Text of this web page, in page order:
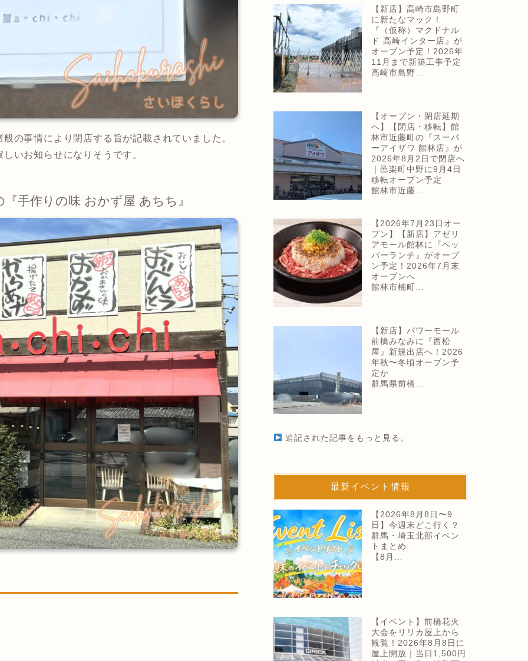
の事情により閉店する旨が記載されていました。
いお知らせになりそうです。
手作りの味 おかず屋 あちち』
【新店】高崎市島野町
に新たなマック！
『（仮称）マクドナル
ド 高崎インター店』が
オープン予定！2026年
11月まで新築工事予定
高崎市島野…
【オープン・閉店延期
へ】【閉店・移転】館
林市近藤町の『スーパ
ーアイザワ 館林店』が
2026年8月2日で閉店へ
｜邑楽町中野に9月4日
移転オープン予定
館林市近藤…
【2026年7月23日オー
プン】【新店】アゼリ
アモール館林に『ペッ
パーランチ』がオープ
ン予定！2026年7月末
オープンへ
館林市楠町…
【新店】パワーモール
前橋みなみに『西松
屋』新規出店へ！2026
年秋〜冬頃オープン予
定か
群馬県前橋…
追記された記事をもっと見る。
最新イベント情報
【2026年8月8日〜9
日】今週末どこ行く？
群馬・埼玉北部イベン
トまとめ
【8月…
【イベント】前橋花火
大会をリリカ屋上から
観覧！2026年8月8日に
屋上開放｜当日1,500円